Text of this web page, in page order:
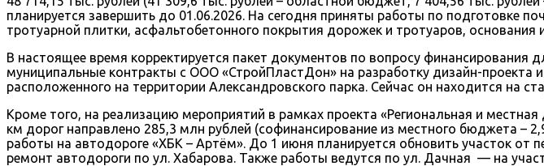
планируется завершить до 01.06.2026. На сегодня приняты работы по подготовке
тротуарной плитки, асфальтобетонного покрытия дорожек и тротуаров,
В настоящее время корректируется пакет документов по вопросу
муниципальные контракты с ООО «СтройПластДон» на разработку дизайн-проекта
расположенного на территории Александровского парка. Сейчас он находится на
Кроме того, на реализацию мероприятий в рамках проекта «Региональная и
км дорог направлено 285,3 млн рублей (софинансирование из местного бюджета –
работы на автодороге «ХБК – Артём». До 1 июня планируется обновить участок
ремонт автодороги по ул. Хабарова. Также работы ведутся по ул. Дачная — на